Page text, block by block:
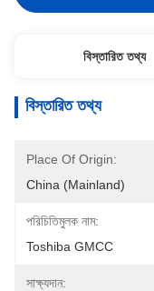
বিস্তারিত তথ্য
বিস্তারিত তথ্য
Place Of Origin:
China (Mainland)
পরিচিতিমুলক নাম:
Toshiba GMCC
সাক্ষ্যদান: